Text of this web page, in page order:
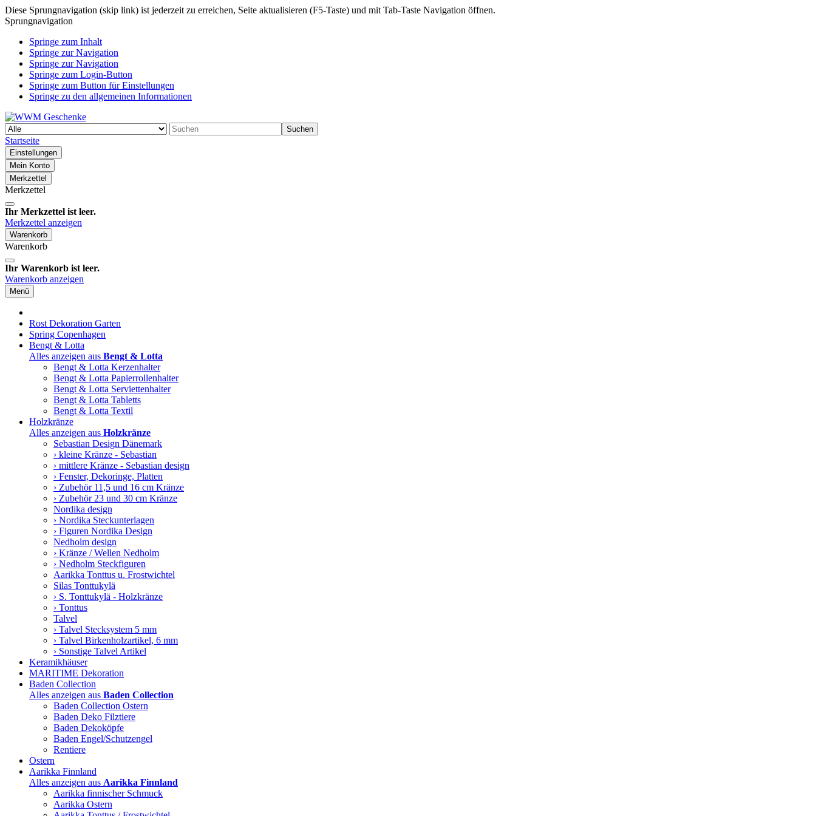
Diese Sprungnavigation (skip link) ist jederzeit zu erreichen, Seite aktualisieren (F5-Taste) und mit Tab-Taste Navigation öffnen.
Sprungnavigation
Springe zum Inhalt
Springe zur Navigation
Springe zur Navigation
Springe zum Login-Button
Springe zum Button für Einstellungen
Springe zu den allgemeinen Informationen
Suchen
Startseite
Einstellungen
Mein Konto
Merkzettel
Merkzettel
Ihr Merkzettel ist leer.
Merkzettel anzeigen
Warenkorb
Warenkorb
Ihr Warenkorb ist leer.
Warenkorb anzeigen
Menü
Rost Dekoration Garten
Spring Copenhagen
Bengt & Lotta
Alles anzeigen aus Bengt & Lotta
Bengt & Lotta Kerzenhalter
Bengt & Lotta Papierrollenhalter
Bengt & Lotta Serviettenhalter
Bengt & Lotta Tabletts
Bengt & Lotta Textil
Holzkränze
Alles anzeigen aus Holzkränze
Sebastian Design Dänemark
› kleine Kränze - Sebastian
› mittlere Kränze - Sebastian design
› Fenster, Dekoringe, Platten
› Zubehör 11,5 und 16 cm Kränze
› Zubehör 23 und 30 cm Kränze
Nordika design
› Nordika Steckunterlagen
› Figuren Nordika Design
Nedholm design
› Kränze / Wellen Nedholm
› Nedholm Steckfiguren
Aarikka Tonttus u. Frostwichtel
Silas Tonttukylä
› S. Tonttukylä - Holzkränze
› Tonttus
Talvel
› Talvel Stecksystem 5 mm
› Talvel Birkenholzartikel, 6 mm
› Sonstige Talvel Artikel
Keramikhäuser
MARITIME Dekoration
Baden Collection
Alles anzeigen aus Baden Collection
Baden Collection Ostern
Baden Deko Filztiere
Baden Dekoköpfe
Baden Engel/Schutzengel
Rentiere
Ostern
Aarikka Finnland
Alles anzeigen aus Aarikka Finnland
Aarikka finnischer Schmuck
Aarikka Ostern